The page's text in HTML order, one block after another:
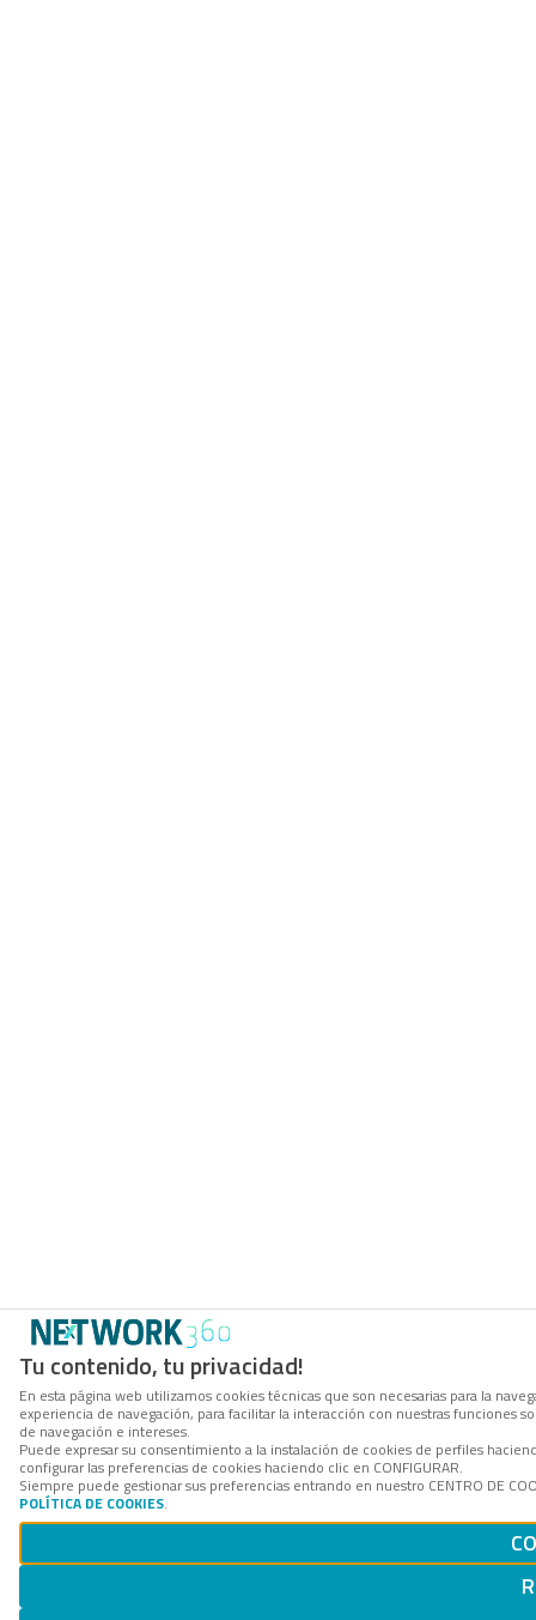
Tu contenido, tu privacidad!
En esta página web utilizamos cookies técnicas que son necesarias para la
experiencia de navegación, para facilitar la interacción con nuestras funciones
de navegación e intereses.
Puede expresar su consentimiento a la instalación de cookies de perfiles
configurar las preferencias de cookies haciendo clic en CONFIGURAR.
Siempre puede gestionar sus preferencias entrando en nuestro CENTRO DE
POLÍTICA DE COOKIES.